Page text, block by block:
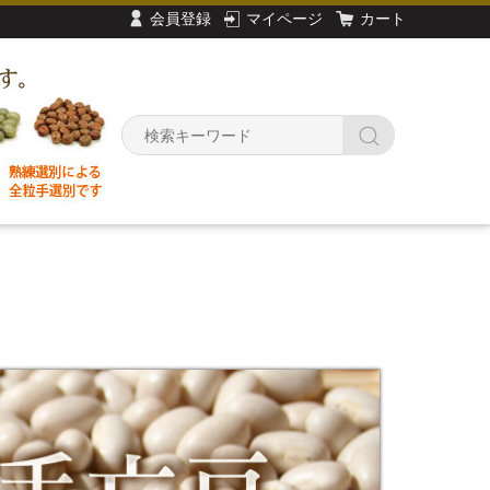
会員登録 マイページ カート